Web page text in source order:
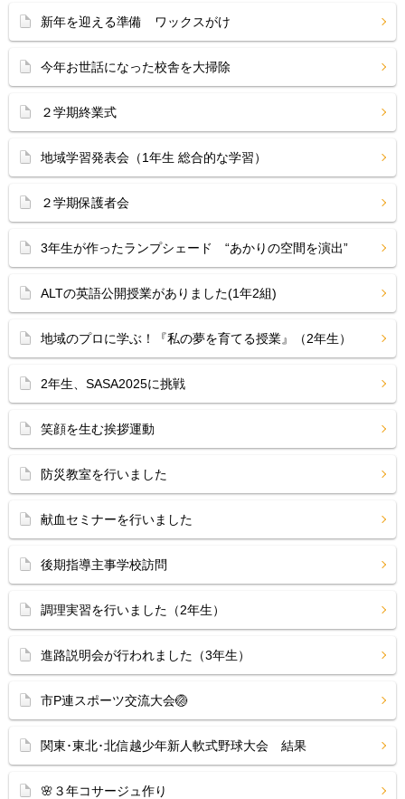
新年を迎える準備 ワックスがけ
今年お世話になった校舎を大掃除
２学期終業式
地域学習発表会（1年生 総合的な学習）
２学期保護者会
3年生が作ったランプシェード “あかりの空間を演出”
ALTの英語公開授業がありました(1年2組)
地域のプロに学ぶ！『私の夢を育てる授業』（2年生）
2年生、SASA2025に挑戦
笑顔を生む挨拶運動
防災教室を行いました
献血セミナーを行いました
後期指導主事学校訪問
調理実習を行いました（2年生）
進路説明会が行われました（3年生）
市P連スポーツ交流大会🏐
関東･東北･北信越少年新人軟式野球大会 結果
🌸３年コサージュ作り